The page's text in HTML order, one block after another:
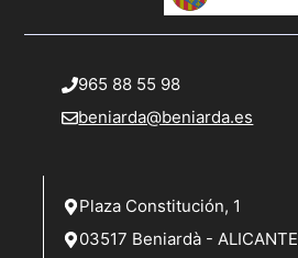
965 88 55 98
beniarda@beniarda.es
Plaza Constitución, 1
03517 Beniardà - ALICANTE